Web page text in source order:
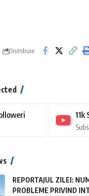
Distribuie
11k
REPORTAJUL ZILEI:
PROBLEME PRIVIND